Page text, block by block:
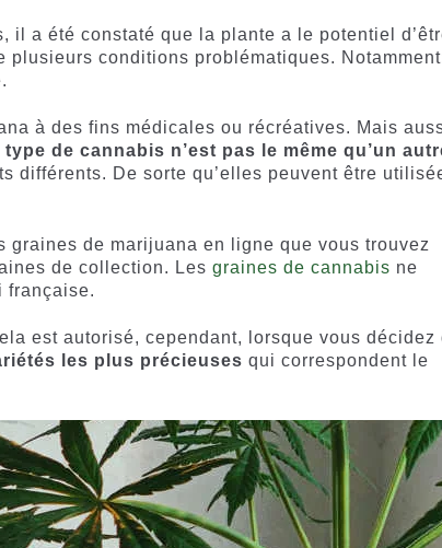
il a été constaté que la plante a le potentiel
conditions problématiques.
à des fins médicales ou récréatives. Mais
type de cannabis n’est pas le même qu’un
différents. De sorte qu’elles peuvent être
graines de marijuana en ligne que vous trouvez
de collection. Lesgraines de cannabis ne
française.
est autorisé, cependant, lorsque vous décidez
les plus précieuses qui correspondent le